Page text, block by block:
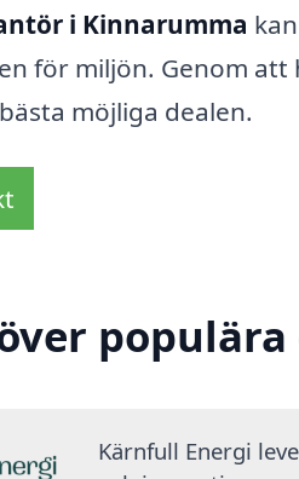
i Kinnarumma
för miljön. Genom
möjliga dealen.
Kärnfull Energi